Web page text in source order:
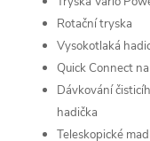
Rotační tryska
Vysokotlaká
Quick Connect
Dávkování
hadička
Teleskopické